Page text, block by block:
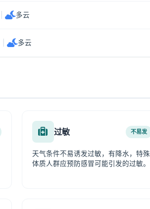
多云
多云
过敏 不易发
天气条件不易诱发过敏，有降水，特殊
体质人群应预防感冒可能引发的过敏。